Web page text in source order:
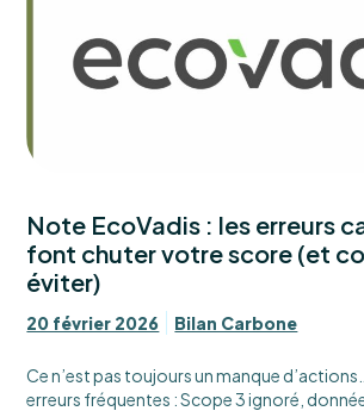
Note EcoVadis : les erreurs
font chuter votre score (et
éviter)
20 février 2026 Bilan Carbone
Ce n’est pas toujours un manque
erreurs fréquentes : Scope 3 ignoré,